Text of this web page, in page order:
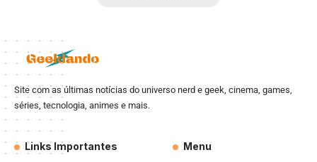
Site com as últimas notícias do universo nerd e geek, cinema, games,
séries, tecnologia, animes e mais.
Links Importantes Menu